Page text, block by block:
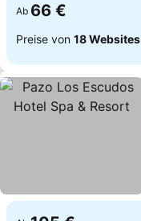
Ab 66 €
Preise von 18 Websites